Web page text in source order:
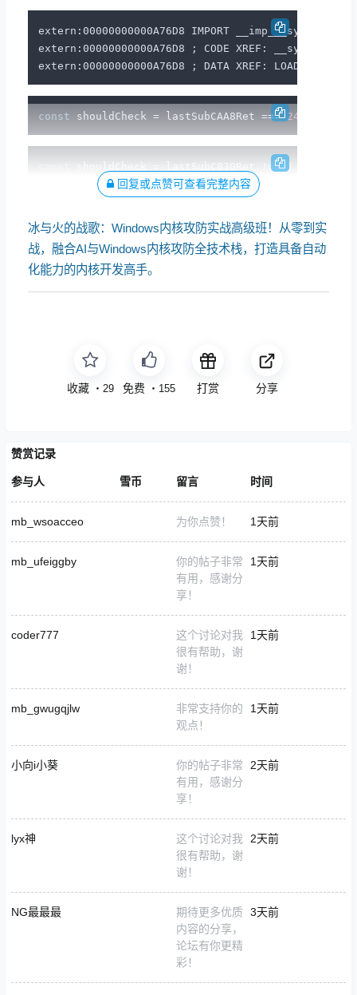
extern:00000000000A76D8 IMPORT
extern:00000000000A76D8 ; CODE XREF:
const shouldCheck = lastSubCAA8Ret === 248
shouldCheck = lastSubC830Ret !== 1
回复或点赞可查看完整内容
冰与火的战歌：Windows内核攻防实战高级班！从零到实
战，融合AI与Windows内核攻防全技术栈，打造具备自动
化能力的内核开发高手。
收藏 ・ 29 点赞 ・ 155 打赏 分享
赞赏记录
参与人 雪币 留言 时间
mb_wsoacceo 为你点赞！ 1天前
mb_ufeiggby
你的帖子非常
有用，感谢分
享！
1天前
coder777
这个讨论对我
很有帮助，谢
谢！
1天前
mb_gwugqjlw
非常支持你的
观点！
1天前
小向i小葵
你的帖子非常
有用，感谢分
享！
2天前
lyx神
这个讨论对我
很有帮助，谢
谢！
2天前
NG最最最
期待更多优质
内容的分享，
论坛有你更精
彩！
3天前